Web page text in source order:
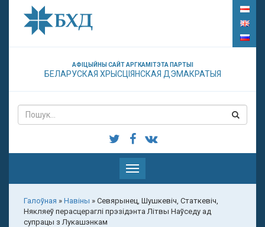
АФІЦЫЙНЫ САЙТ АРГКАМІТЭТА ПАРТЫІ
БЕЛАРУСКАЯ ХРЫСЦІЯНСКАЯ ДЭМАКРАТЫЯ
Паказаць
меню
Галоўная » Навіны » Севярынец, Шушкевіч, Статкевіч,
Някляеў перасцераглі прэзідэнта Літвы Наўседу ад
супрацы з Лукашэнкам